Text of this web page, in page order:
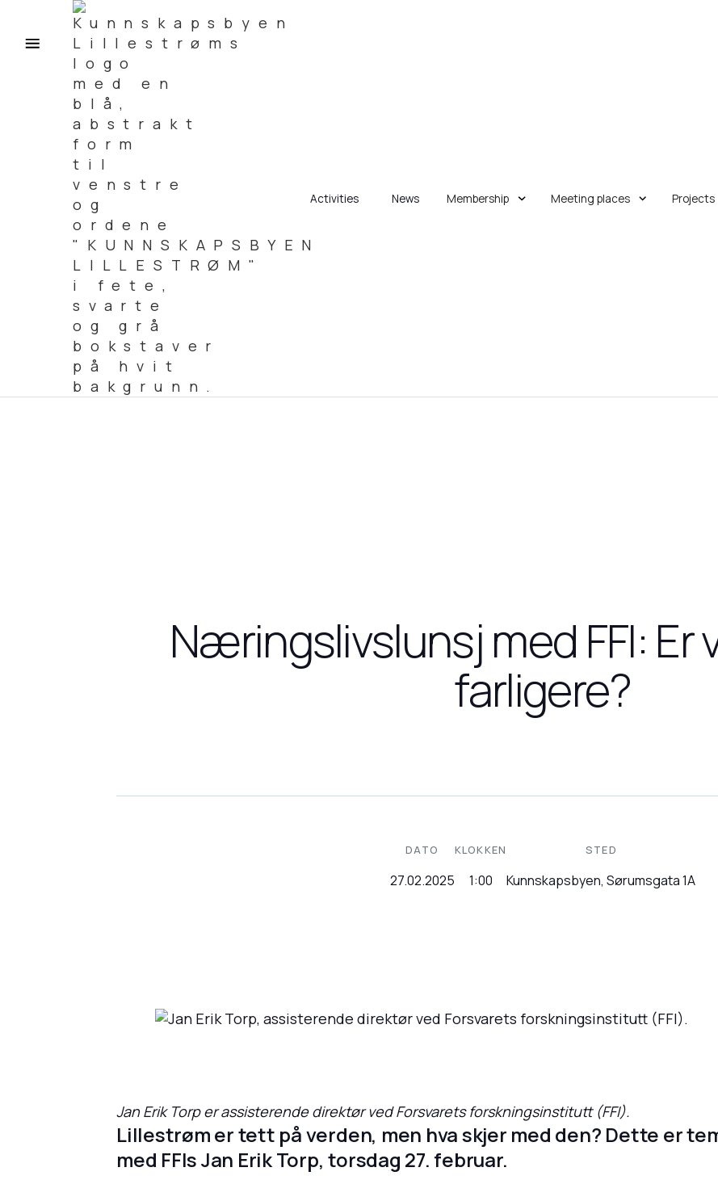
Activities News Membership Meeting places Projects
Næringslivslunsj med FFI: Er
farligere?
DATO
27.02.2025
KLOKKEN
1:00
STED
Kunnskapsbyen, Sørumsgata 1A
Jan Erik Torp er assisterende direktør ved Forsvarets forskningsinstitutt (FFI).
Lillestrøm er tett på verden, men hva skjer med den? Dette er
med FFIs Jan Erik Torp, torsdag 27. februar.